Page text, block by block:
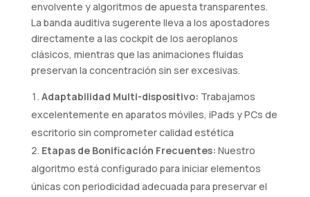
envolvente y algoritmos de apuesta transparentes.
La banda auditiva sugerente lleva a los apostadores
directamente a las cockpit de los aeroplanos
clásicos, mientras que las animaciones fluidas
preservan la concentración sin ser excesivas.
Adaptabilidad Multi-dispositivo: Trabajamos
excelentemente en aparatos móviles, iPads y PCs de
escritorio sin comprometer calidad estética
Etapas de Bonificación Frecuentes: Nuestro
algoritmo está configurado para iniciar elementos
únicas con periodicidad adecuada para preservar el